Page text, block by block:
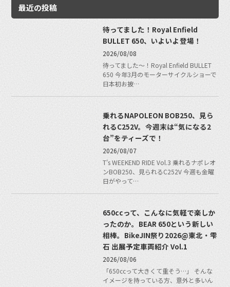
最近の投稿
待ってました！Royal Enfield
BULLET 650、いよいよ登場！
2026/08/08
待ってました〜！Royal Enfield BULLET
650 今年3月のモーターサイクルショーで
日本初お披…
乗れるNAPOLEON BOB250、見ら
れるC252V。今週末は“気になる2
台”をティーズで！
2026/08/07
T's WEEKEND RIDE Vol.3 乗れるナポレオ
ンBOB250、見られるC252V 今週も金曜
日がやって…
650ccって、こんなに気軽で楽しか
ったのか。BEAR 650という新しい
相棒。BikeJIN祭り2026@東北・雫
石 出展予定車両紹介 Vol.1
2026/08/06
「650ccって大きくて重そう…」 そんな
イメージを持っている方、意外と多いん